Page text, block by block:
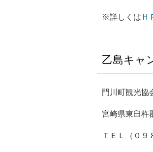
※詳しくは Ｈ
乙島キャ
門川町観光協
宮崎県東臼杵
ＴＥＬ（０９